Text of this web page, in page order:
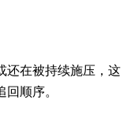
还在被持续施压，这
顺序。